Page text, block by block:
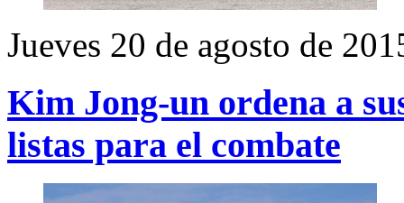
Jueves 20 de agosto de
Kim Jong-un ordena a
listas para el combate